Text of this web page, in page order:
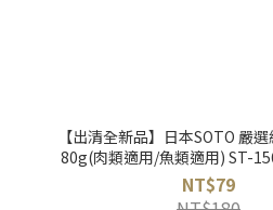
【出清全新品】日本SOTO 嚴
80g(肉類適用/魚類適用) ST-
NT$79